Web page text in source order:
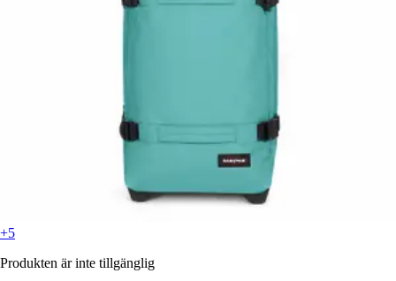
+5
Produkten är inte tillgänglig